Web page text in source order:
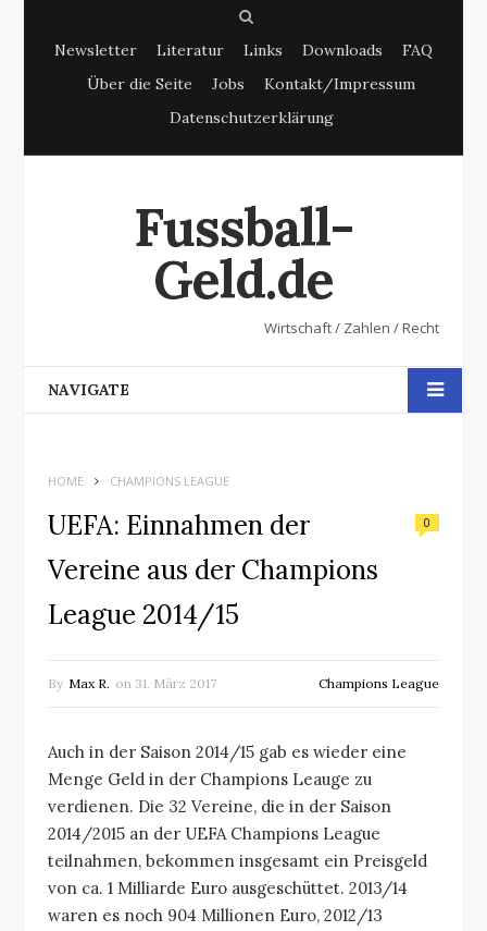
e
r
Newsletter Literatur Links Downloads
FAQ
Über die Seite
Jobs
Kontakt/Impressum
Datenschutzerklärung
Fussball-
Geld.de
Wirtschaft / Zahlen / Recht
NAVIGATE
HOME CHAMPIONS LEAGUE
UEFA: Einnahmen der
Vereine aus der Champions
League 2014/15
0
By Max R. on 31. März 2017 Champions League
Auch in der Saison 2014/15 gab es wieder eine
Menge Geld in der Champions Leauge zu
verdienen. Die 32 Vereine, die in der Saison
2014/2015 an der UEFA Champions League
teilnahmen, bekommen insgesamt ein Preisgeld
von ca. 1 Milliarde Euro ausgeschüttet. 2013/14
waren es noch 904 Millionen Euro, 2012/13